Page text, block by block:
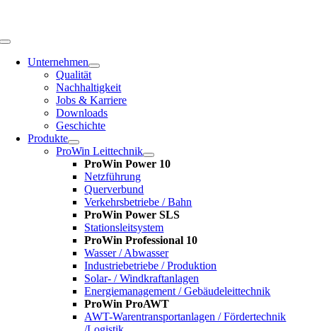
Toggle
NavigationUnternehmen
Qualität
Nachhaltigkeit
Jobs & Karriere
Downloads
Geschichte
Produkte
ProWin Leittechnik
ProWin Power 10
Netzführung
Querverbund
Verkehrsbetriebe / Bahn
ProWin Power SLS
Stationsleitsystem
ProWin Professional 10
Wasser / Abwasser
Industriebetriebe / Produktion
Solar- / Windkraftanlagen
Energiemanagement / Gebäudeleittechnik
ProWin ProAWT
AWT-Warentransportanlagen / Fördertechnik